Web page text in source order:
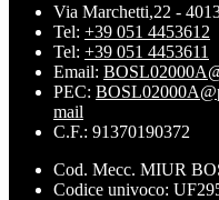
Via Marchetti,22 -
Tel: +39 051 4453612
Tel: +39 051 4453611
Email:
PEC:
mail
C.F.: 91370190372
Cod. Mecc. MIUR
Codice univoco: